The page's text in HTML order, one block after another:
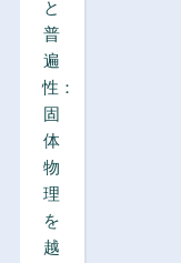
と
普
遍
性：
固
体
物
理
を
越